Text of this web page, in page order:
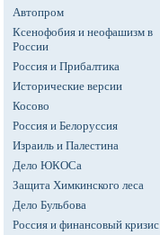
Автопром
Ксенофобия и неофашизм в
России
Россия и Прибалтика
Исторические версии
Косово
Россия и Белоруссия
Израиль и Палестина
Дело ЮКОСа
Защита Химкинского леса
Дело Бульбова
Россия и финансовый кризис